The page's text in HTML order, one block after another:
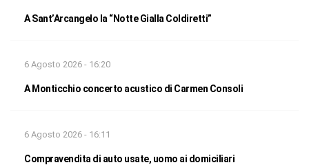
A Sant’Arcangelo la “Notte Gialla Coldiretti”
6 Agosto 2026 - 16:20
A Monticchio concerto acustico di Carmen Consoli
6 Agosto 2026 - 16:11
Compravendita di auto usate, uomo ai domiciliari